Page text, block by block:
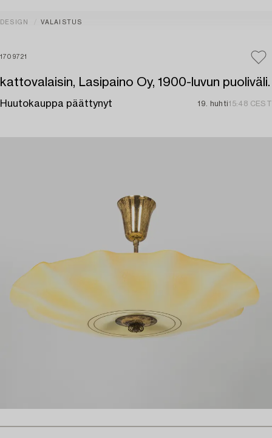
DESIGN VALAISTUS
1709721
kattovalaisin, Lasipaino Oy, 1900-luvun puoliväli.
Huutokauppa päättynyt 19. huhti15:48 CEST